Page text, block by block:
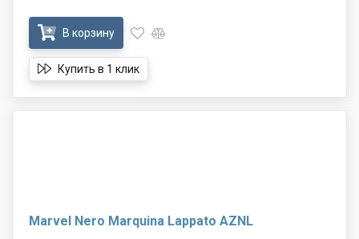
В корзину
Купить в 1 клик
Marvel Nero Marquina Lappato AZNL